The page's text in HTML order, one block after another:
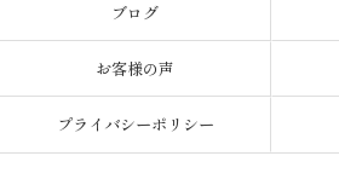
ブログ
お客様の声
プライバシーポリシー